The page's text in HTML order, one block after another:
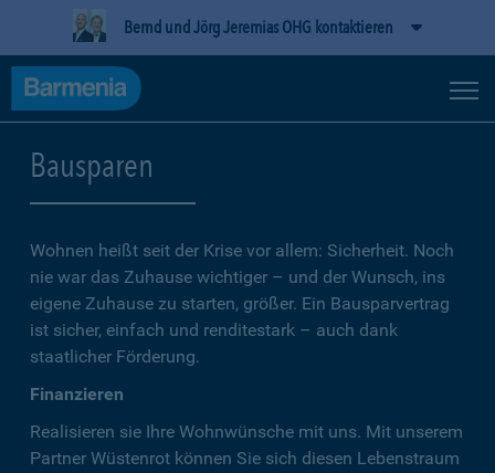
Bernd und Jörg Jeremias OHG kontaktieren
Bausparen
Wohnen heißt seit der Krise vor allem: Sicherheit. Noch
nie war das Zuhause wichtiger – und der Wunsch, ins
eigene Zuhause zu starten, größer. Ein Bausparvertrag
ist sicher, einfach und renditestark – auch dank
staatlicher Förderung.
Finanzieren
Realisieren sie Ihre Wohnwünsche mit uns. Mit unserem
Partner Wüstenrot können Sie sich diesen Lebenstraum